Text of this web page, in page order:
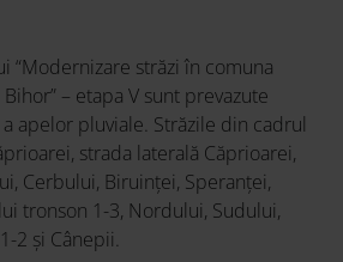
“Modernizare străzi în comuna
– etapa V sunt prevazute
apelor pluviale. Străzile din cadrul
strada laterală Căprioarei,
Cerbului, Biruinței, Speranței,
tronson 1-3, Nordului, Sudului,
2 și Cânepii.